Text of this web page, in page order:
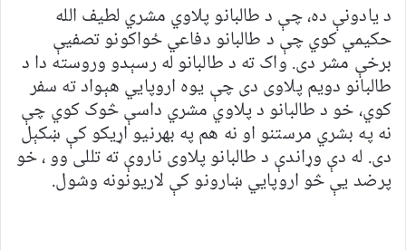
د یادونې ده، چې د طالبانو پلاوي مشري لطیف الله
حکیمي کوي چې د طالبانو دفاعي ځواکونو تصفیې
برخې مشر دی. واک ته د طالبانو له رسېدو وروسته دا د
طالبانو دویم پلاوی دی چې یوه اروپايي هېواد ته سفر
کوي، خو د طالبانو د پلاوي مشري داسې څوک کوي چې
نه په بشري مرستنو او نه هم په بهرنیو اړیکو کې ښکېل
دی. له دې وړاندې د طالبانو پلاوی ناروې ته تللی وو ، خو
پرضد یې څو اروپايي ښارونو کې لاریونونه وشول.